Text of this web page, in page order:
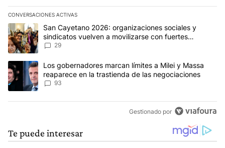
CONVERSACIONES ACTIVAS
Este listado muestra los artículos con más comentarios en los
Un artículo de tendencia con el título "San Cayetano 2026:
San Cayetano 2026: organizaciones sociales y
sindicatos vuelven a movilizarse con fuertes
reclamos al Gobierno
29
Un artículo de tendencia con el título "Los gobernadores
Los gobernadores marcan límites a Milei y Massa
reaparece en la trastienda de las negociaciones
93
Gestionado por